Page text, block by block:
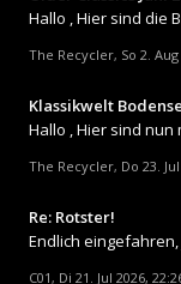
The Recycler, So 2.
Klassikwelt
The Recycler, Do 23.
Re: Rotster!
Endlich
C01, Di 21. Jul 2026,